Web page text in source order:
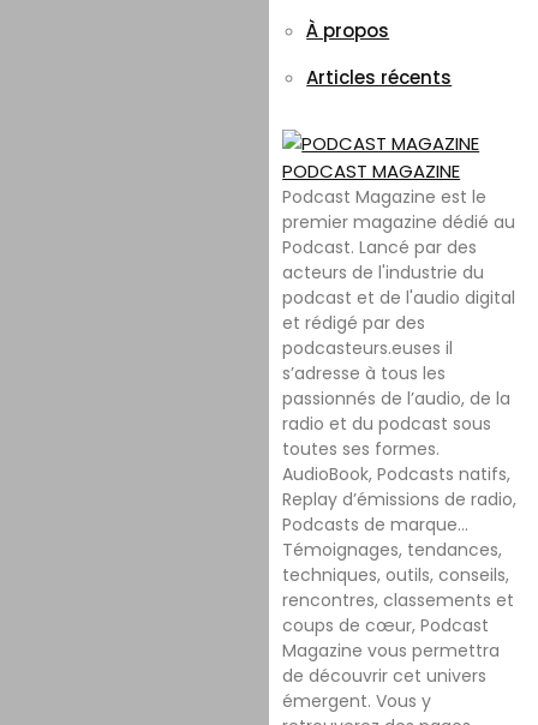
À propos
Articles récents
PODCAST MAGAZINE
Podcast Magazine est le
premier magazine dédié au
Podcast. Lancé par des
acteurs de l'industrie du
podcast et de l'audio digital
et rédigé par des
podcasteurs.euses il
s’adresse à tous les
passionnés de l’audio, de la
radio et du podcast sous
toutes ses formes.
AudioBook, Podcasts natifs,
Replay d’émissions de radio,
Podcasts de marque…
Témoignages, tendances,
techniques, outils, conseils,
rencontres, classements et
coups de cœur, Podcast
Magazine vous permettra
de découvrir cet univers
émergent. Vous y